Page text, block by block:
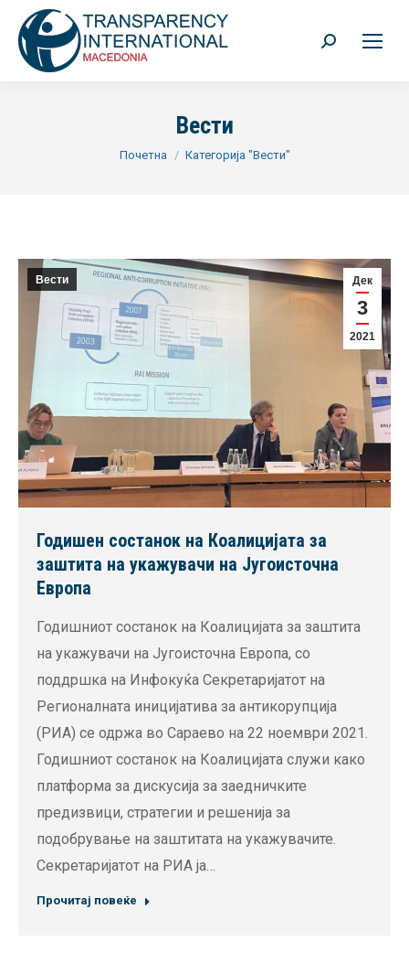
Search:
Вести
You are here:
Почетна Категорија "Вести"
Дек
3
2021
Вести
Годишен состанок на Коалицијата за
заштита на укажувачи на Југоисточна
Европа
Годишниот состанок на Коалицијата за заштита
на укажувачи на Југоисточна Европа, со
поддршка на Инфокуќа Секретаријатот на
Регионалната иницијатива за антикорупција
(РИА) се одржа во Сараево на 22 ноември 2021.
Годишниот состанок на Коалицијата служи како
платформа за дискусија за заедничките
предизвици, стратегии и решенија за
подобрување на заштитата на укажувачите.
Секретаријатот на РИА ја…
Прочитај повеќе